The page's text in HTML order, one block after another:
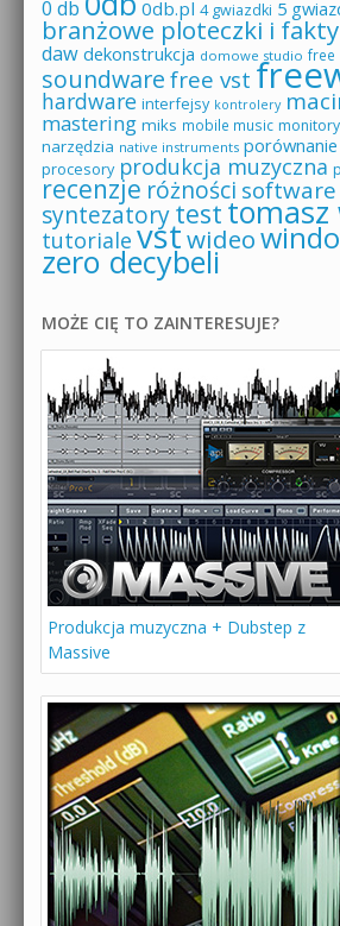
0 db 0db.pl 4 gwiazdki 5
branżowe ploteczki i fakty
daw dekonstrukcja domowe studio free
soundware free vst
hardware interfejsy kontrolery
mastering miks mobile music monitory
narzędzia native instruments porównanie
procesory produkcja muzyczna
recenzje różności software
syntezatorytesttomasz
tutoriale vstwideo
zero decybeli
MOŻE CIĘ TO ZAINTERESUJE?
Produkcja muzyczna + Dubstep z
Massive